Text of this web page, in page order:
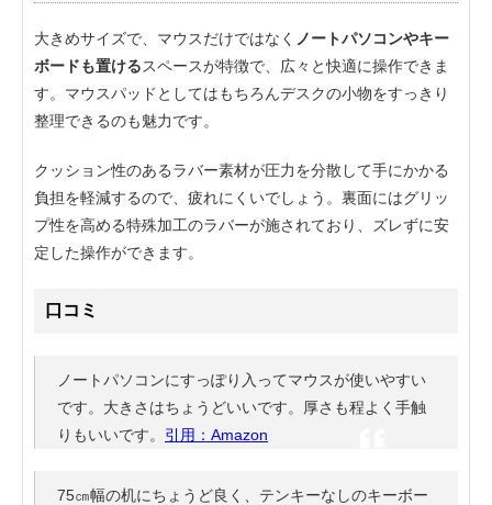
大きめサイズで、マウスだけではなく ノートパソコンやキー
ボードも置けるスペースが特徴で、広々と快適に操作できま
す。マウスパッドとしてはもちろんデスクの小物をすっきり
整理できるのも魅力です。
クッション性のあるラバー素材が圧力を分散して手にかかる
負担を軽減するので、疲れにくいでしょう。裏面にはグリッ
プ性を高める特殊加工のラバーが施されており、ズレずに安
定した操作ができます。
口コミ
ノートパソコンにすっぽり入ってマウスが使いやすい
です。大きさはちょうどいいです。厚さも程よく手触
りもいいです。 引用：Amazon
75㎝幅の机にちょうど良く、テンキーなしのキーボー